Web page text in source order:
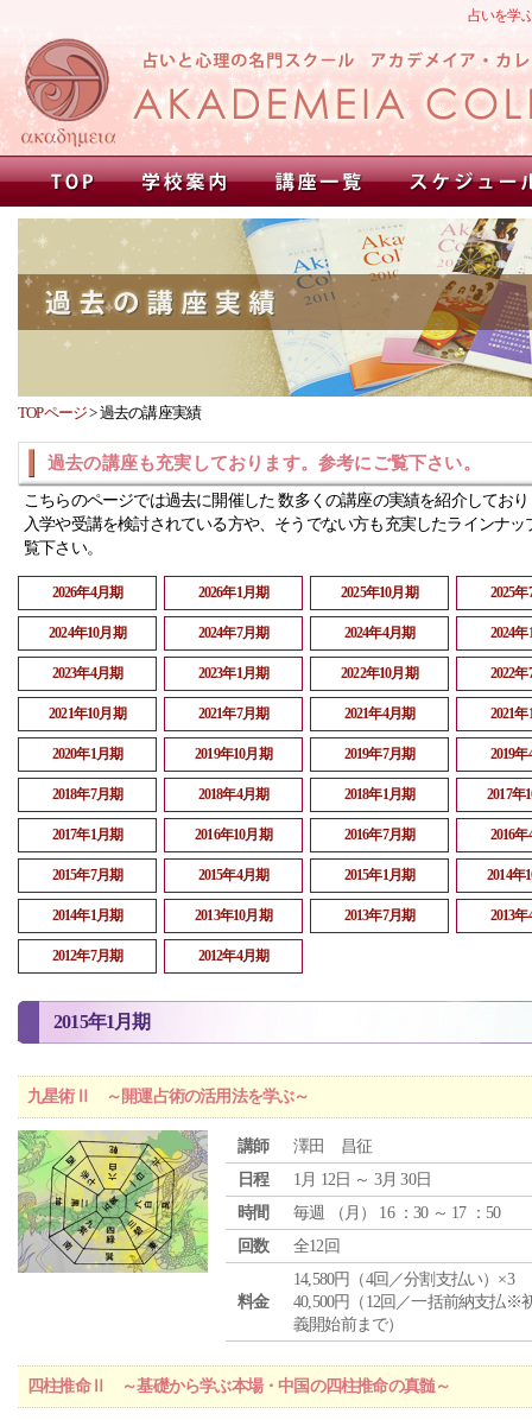
占いを学
TOPページ>過去の講座実績
過去の講座も充実しております。参考にご覧下さい。
こちらのページでは過去に開催した 数多くの講座の実績を紹介してお
入学や受講を検討されている方や、そうでない方も充実したラインナッ
覧下さい。
2026年4月期 2026年1月期 2025年10月期 2025
2024年10月期 2024年7月期 2024年4月期 2024
2023年4月期 2023年1月期 2022年10月期 2022
2021年10月期 2021年7月期 2021年4月期 2021
2020年1月期 2019年10月期 2019年7月期 2019
2018年7月期 2018年4月期 2018年1月期 2017年
2017年1月期 2016年10月期 2016年7月期 2016
2015年7月期 2015年4月期 2015年1月期 2014年
2014年1月期 2013年10月期 2013年7月期 2013
2012年7月期 2012年4月期
2015年1月期
九星術Ⅱ ～開運占術の活用法を学ぶ～
講師
澤田 昌征
日程
1月 12日 ～ 3月 30日
時間
毎週 （ 月 ） 16 ：30 ～ 17 ：50
回数
全12回
料金
14,580円（4回／分割支払い）×3
40,500円（12回／一括前納支払※
義開始前まで）
四柱推命Ⅱ ～基礎から学ぶ本場・中国の四柱推命の真髄～